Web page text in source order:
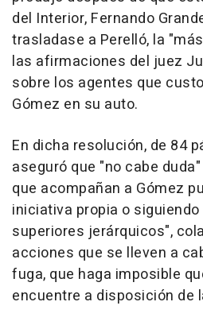
del Interior, Fernando
trasladase a Perelló, la
las afirmaciones del juez
sobre los agentes que
Gómez en su auto.
En dicha resolución, de 84
aseguró que "no cabe
que acompañan a Gómez
iniciativa propia o
superiores jerárquicos",
acciones que se lleven a
fuga, que haga imposible
encuentre a disposición de